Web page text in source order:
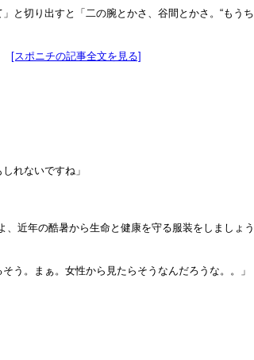
切り出すと「二の腕とかさ、谷間とかさ。“もう
[スポニチの記事全文を見る]
れないですね」
近年の酷暑から生命と健康を守る服装をしまし
う。まぁ。女性から見たらそうなんだろうな。。」